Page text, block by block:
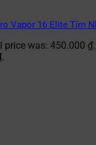
Vapor 16 Elite Tím
price was: 450.000 ₫.